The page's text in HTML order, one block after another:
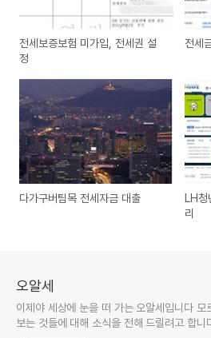
전세보증보험 미가입, 전세권 설
정
다가구버팀목 전세자금 대출
LH청
리
오알세
이제야 세상에 눈을 떠 가는 오알세입니다 모
보는 것들에 대해 소식을 전해 드릴려고 합니